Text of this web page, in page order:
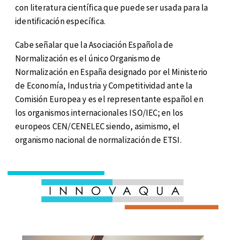
con literatura científica que puede ser usada para la
identificación específica.
Cabe señalar que la Asociación Española de
Normalización es el único Organismo de
Normalización en España designado por el Ministerio
de Economía, Industria y Competitividad ante la
Comisión Europea y es el representante español en
los organismos internacionales ISO/IEC; en los
europeos CEN/CENELEC siendo, asimismo, el
organismo nacional de normalización de ETSI.